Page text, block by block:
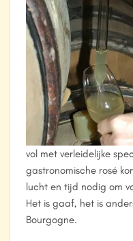
vol met verleidelijke
gastronomische rosé
lucht en tijd nodig om
Het is gaaf, het is
Bourgogne.